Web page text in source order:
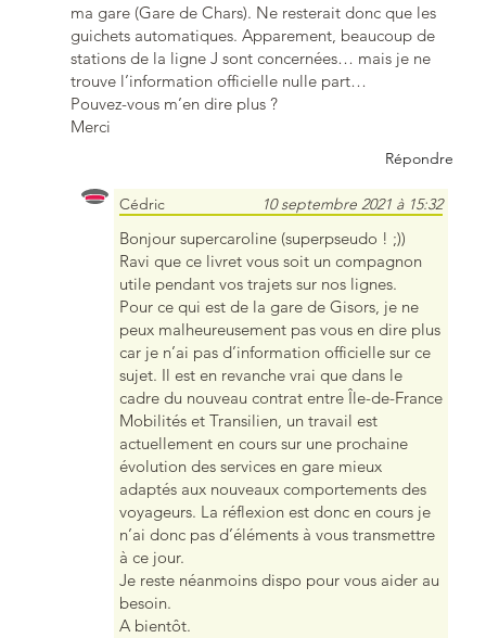
ma gare (Gare de Chars). Ne resterait donc que les
guichets automatiques. Apparement, beaucoup de
stations de la ligne J sont concernées… mais je ne
trouve l’information officielle nulle part…
Pouvez-vous m’en dire plus ?
Merci
Répondre
Cédric 10 septembre 2021 à 15:32
Bonjour supercaroline (superpseudo ! ;))
Ravi que ce livret vous soit un compagnon
utile pendant vos trajets sur nos lignes.
Pour ce qui est de la gare de Gisors, je ne
peux malheureusement pas vous en dire plus
car je n’ai pas d’information officielle sur ce
sujet. Il est en revanche vrai que dans le
cadre du nouveau contrat entre Île-de-France
Mobilités et Transilien, un travail est
actuellement en cours sur une prochaine
évolution des services en gare mieux
adaptés aux nouveaux comportements des
voyageurs. La réflexion est donc en cours je
n’ai donc pas d’éléments à vous transmettre
à ce jour.
Je reste néanmoins dispo pour vous aider au
besoin.
A bientôt.